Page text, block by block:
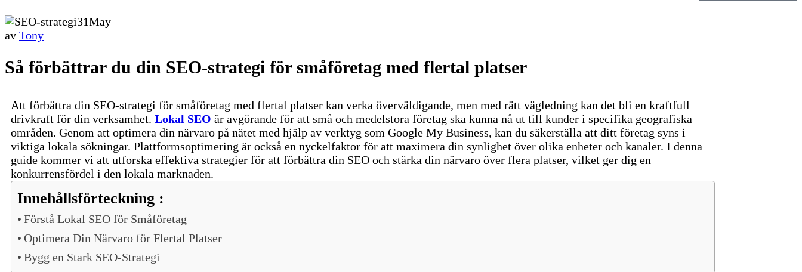
31May
av Tony
Så förbättrar du din SEO-strategi för småföretag med flertal platser
Att förbättra din SEO-strategi för småföretag med flertal platser kan verka överväldigande, men med rätt vägledning kan det bli en kraftfull
drivkraft för din verksamhet. Lokal SEO är avgörande för att små och medelstora företag ska kunna nå ut till kunder i specifika geografiska
områden. Genom att optimera din närvaro på nätet med hjälp av verktyg som Google My Business, kan du säkerställa att ditt företag syns i
viktiga lokala sökningar. Plattformsoptimering är också en nyckelfaktor för att maximera din synlighet över olika enheter och kanaler. I denna
guide kommer vi att utforska effektiva strategier för att förbättra din SEO och stärka din närvaro över flera platser, vilket ger dig en
konkurrensfördel i den lokala marknaden.
Innehållsförteckning :
Förstå Lokal SEO för Småföretag
Optimera Din Närvaro för Flertal Platser
Bygg en Stark SEO-Strategi